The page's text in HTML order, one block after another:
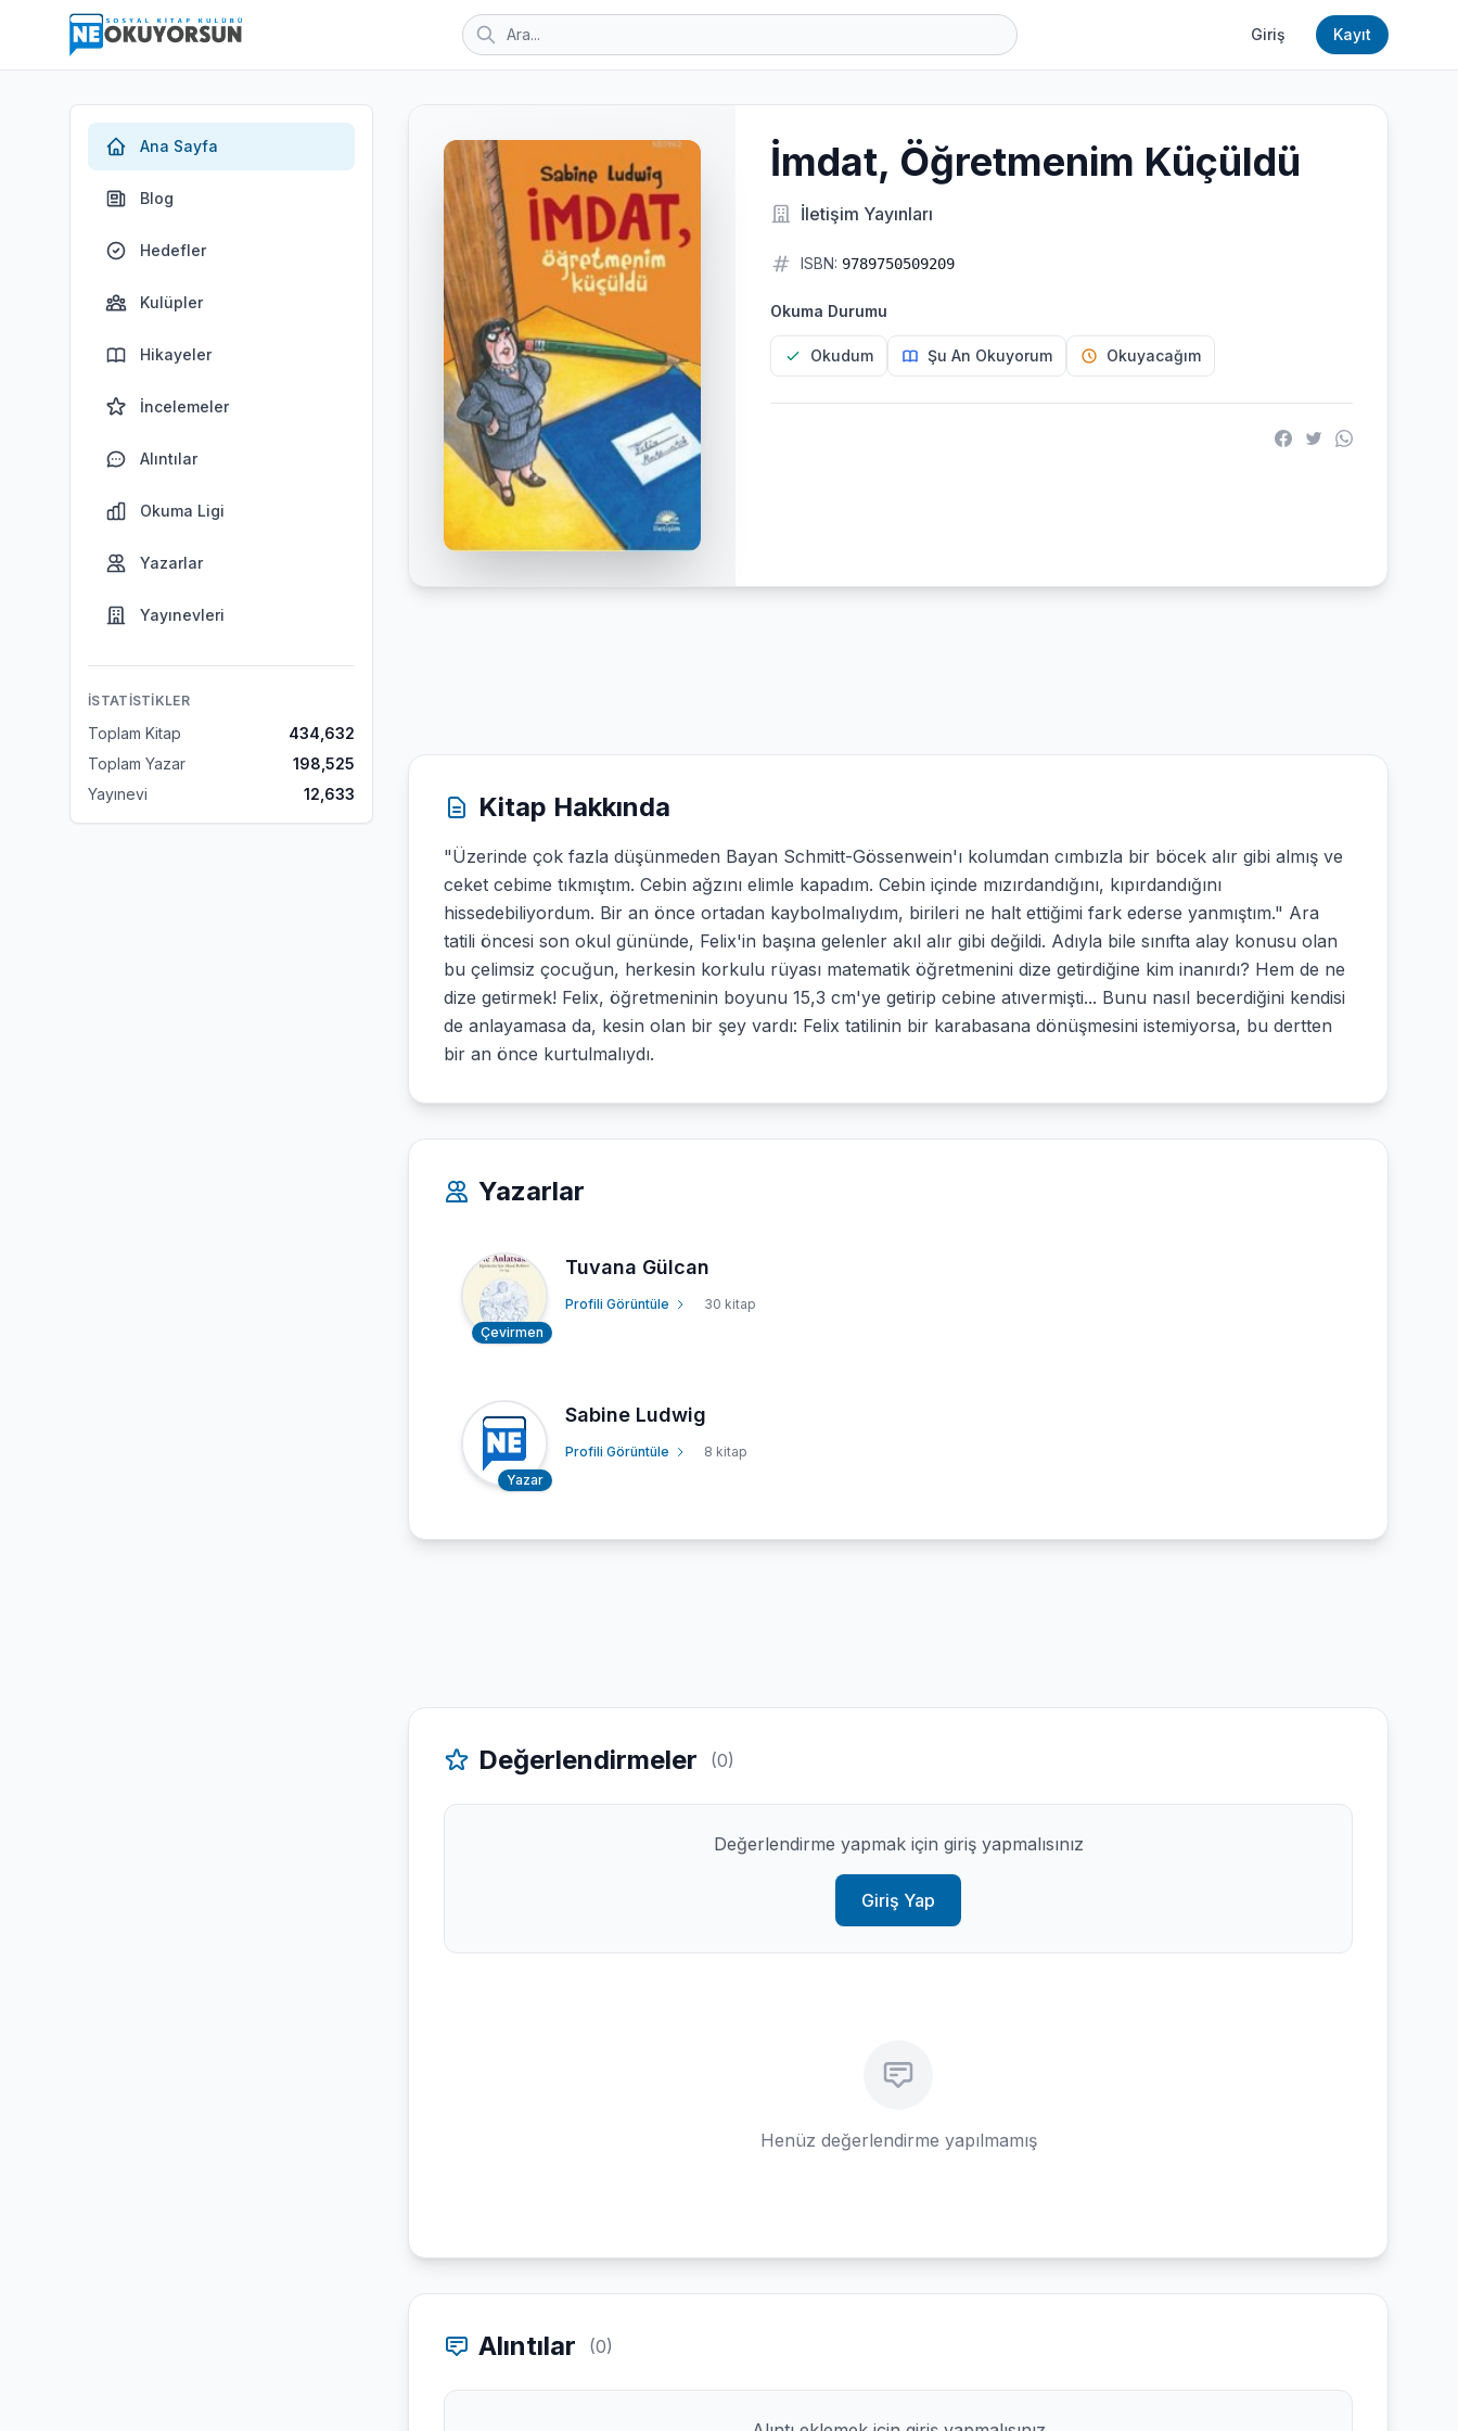
Giriş Kayıt
Ana Sayfa
Blog
Hedefler
Kulüpler
Hikayeler
İncelemeler
Alıntılar
Okuma Ligi
Yazarlar
Yayınevleri
İSTATISTIKLER
Toplam Kitap
434,632
Toplam Yazar
198,525
Yayınevi
12,633
İmdat, Öğretmenim Küçüldü
İletişim Yayınları
ISBN: 9789750509209
Okuma Durumu
Okudum Şu An Okuyorum Okuyacağım
Kitap Hakkında
"Üzerinde çok fazla düşünmeden Bayan Schmitt-Gössenwein'ı kolumdan cımbızla bir böcek alır gibi almış ve
ceket cebime tıkmıştım. Cebin ağzını elimle kapadım. Cebin içinde mızırdandığını, kıpırdandığını
hissedebiliyordum. Bir an önce ortadan kaybolmalıydım, birileri ne halt ettiğimi fark ederse yanmıştım." Ara
tatili öncesi son okul gününde, Felix'in başına gelenler akıl alır gibi değildi. Adıyla bile sınıfta alay konusu olan
bu çelimsiz çocuğun, herkesin korkulu rüyası matematik öğretmenini dize getirdiğine kim inanırdı? Hem de ne
dize getirmek! Felix, öğretmeninin boyunu 15,3 cm'ye getirip cebine atıvermişti... Bunu nasıl becerdiğini kendisi
de anlayamasa da, kesin olan bir şey vardı: Felix tatilinin bir karabasana dönüşmesini istemiyorsa, bu dertten
bir an önce kurtulmalıydı.
Yazarlar
Çevirmen
Tuvana Gülcan
Profili Görüntüle 30 kitap
Yazar
Sabine Ludwig
Profili Görüntüle 8 kitap
Değerlendirmeler (0)
Değerlendirme yapmak için giriş yapmalısınız
Giriş Yap
Henüz değerlendirme yapılmamış
Alıntılar (0)